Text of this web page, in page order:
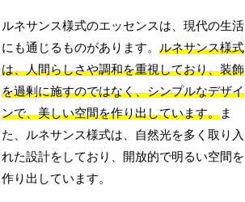
ルネサンス様式のエッセンスは、現代の生活
にも通じるものがあります。ルネサンス様式
は、人間らしさや調和を重視しており、装飾
を過剰に施すのではなく、シンプルなデザイ
ンで、美しい空間を作り出しています。ま
た、ルネサンス様式は、自然光を多く取り入
れた設計をしており、開放的で明るい空間を
作り出しています。